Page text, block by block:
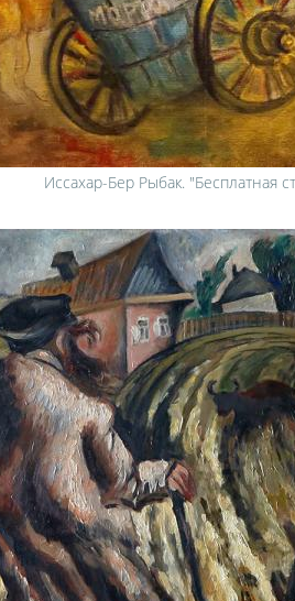
Иссахар-Бер Рыбак. "Бесплатная